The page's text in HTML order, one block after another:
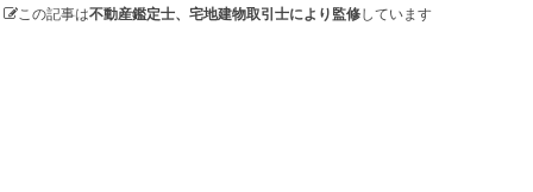
この記事は不動産鑑定士、宅地建物取引士により監修しています